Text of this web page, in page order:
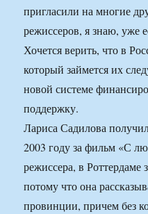
пригласили на многие
режиссеров, я знаю, уже
Хочется верить, что в
который займется их
новой системе
поддержку.
Лариса Садилова
2003 году за фильм «С
режиссера, в
потому что она
провинции, причем без